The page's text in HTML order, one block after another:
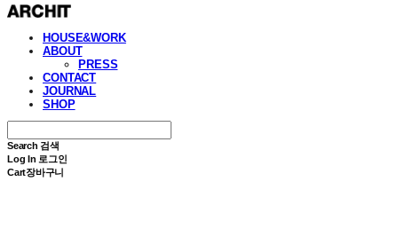
HOUSE&WORK
ABOUT
PRESS
CONTACT
JOURNAL
SHOP
Search 검색
Log In 로그인
Cart장바구니